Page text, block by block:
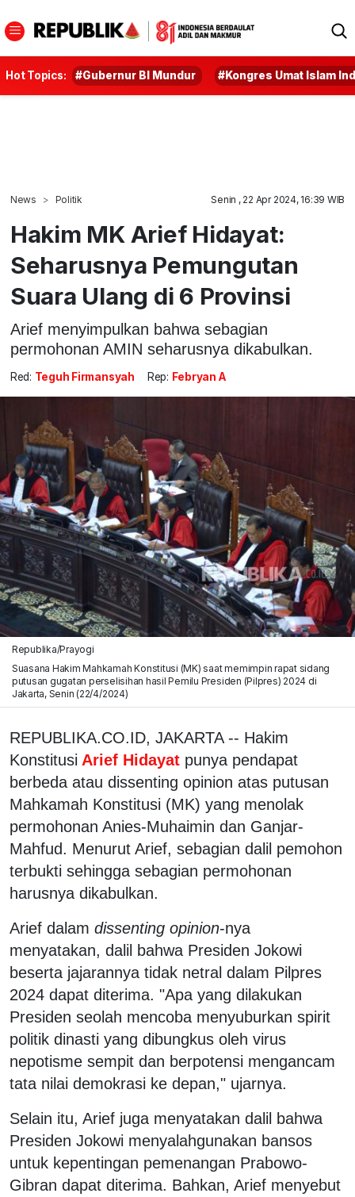
Hot Topics: #Gubernur BI Mundur #Kongres Umat Islam
News Politik Senin , 22 Apr 2024, 16:39 WIB
Hakim MK Arief Hidayat:
Seharusnya Pemungutan
Suara Ulang di 6 Provinsi
Arief menyimpulkan bahwa sebagian
permohonan AMIN seharusnya dikabulkan.
Red: Teguh Firmansyah Rep: Febryan A
Republika/Prayogi
Suasana Hakim Mahkamah Konstitusi (MK) saat memimpin rapat sidang
putusan gugatan perselisihan hasil Pemilu Presiden (Pilpres) 2024 di
Jakarta, Senin (22/4/2024)
REPUBLIKA.CO.ID, JAKARTA -- Hakim
Konstitusi Arief Hidayat punya pendapat
berbeda atau dissenting opinion atas putusan
Mahkamah Konstitusi (MK) yang menolak
permohonan Anies-Muhaimin dan Ganjar-
Mahfud. Menurut Arief, sebagian dalil pemohon
terbukti sehingga sebagian permohonan
harusnya dikabulkan.
Arief dalam dissenting opinion-nya
menyatakan, dalil bahwa Presiden Jokowi
beserta jajarannya tidak netral dalam Pilpres
2024 dapat diterima. "Apa yang dilakukan
Presiden seolah mencoba menyuburkan spirit
politik dinasti yang dibungkus oleh virus
nepotisme sempit dan berpotensi mengancam
tata nilai demokrasi ke depan," ujarnya.
Selain itu, Arief juga menyatakan dalil bahwa
Presiden Jokowi menyalahgunakan bansos
untuk kepentingan pemenangan Prabowo-
Gibran dapat diterima. Bahkan, Arief menyebut